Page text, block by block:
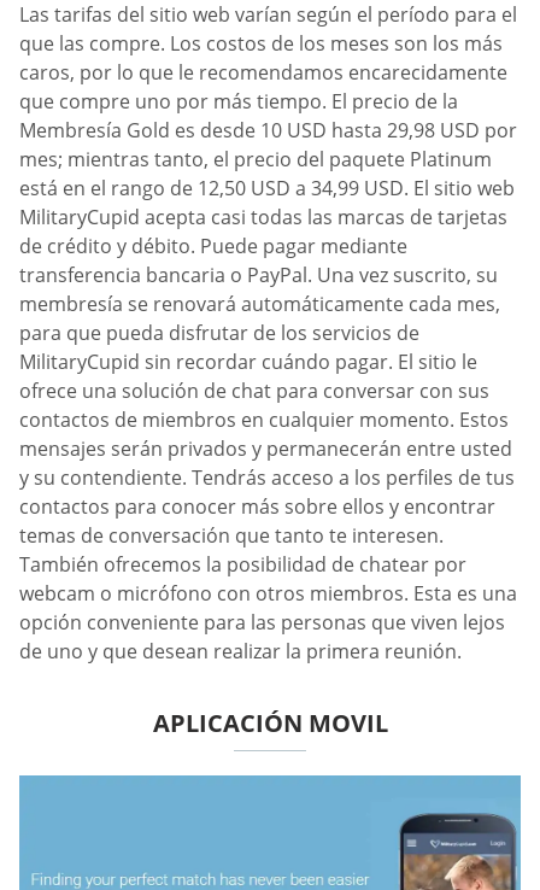
Las tarifas del sitio web varían según el período para el
que las compre. Los costos de los meses son los más
caros, por lo que le recomendamos encarecidamente
que compre uno por más tiempo. El precio de la
Membresía Gold es desde 10 USD hasta 29,98 USD por
mes; mientras tanto, el precio del paquete Platinum
está en el rango de 12,50 USD a 34,99 USD. El sitio web
MilitaryCupid acepta casi todas las marcas de tarjetas
de crédito y débito. Puede pagar mediante
transferencia bancaria o PayPal. Una vez suscrito, su
membresía se renovará automáticamente cada mes,
para que pueda disfrutar de los servicios de
MilitaryCupid sin recordar cuándo pagar. El sitio le
ofrece una solución de chat para conversar con sus
contactos de miembros en cualquier momento. Estos
mensajes serán privados y permanecerán entre usted
y su contendiente. Tendrás acceso a los perfiles de tus
contactos para conocer más sobre ellos y encontrar
temas de conversación que tanto te interesen.
También ofrecemos la posibilidad de chatear por
webcam o micrófono con otros miembros. Esta es una
opción conveniente para las personas que viven lejos
de uno y que desean realizar la primera reunión.
APLICACIÓN MOVIL